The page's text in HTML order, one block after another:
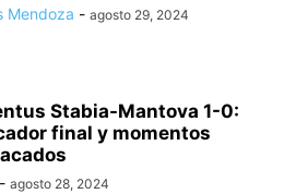
Mendoza - agosto 29, 2024
Stabia-Mantova 1-0:
final y momentos
- agosto 28, 2024